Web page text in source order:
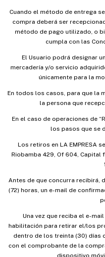
Cuando el método de entrega
compra deberá ser
método de pago utilizado, o
cumpla con las
El Usuario podrá designar
mercadería y/o servicio
únicamente para la
En todos los casos, para que la
la persona que
En el caso de operaciones de
los pasos que se
Los retiros en LA EMPRESA
Riobamba 429, Of 604, Capital
Antes de que concurra recibirá,
(72) horas, un e-mail de
Una vez que reciba el e-
habilitación para retirar el/los
dentro de los treinta (30) días
con el comprobante de la
dispositivo